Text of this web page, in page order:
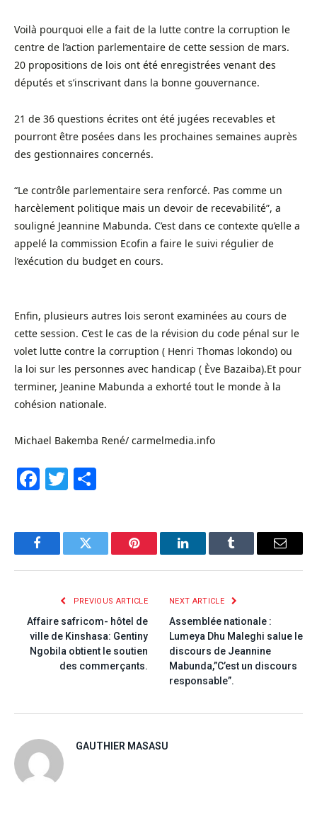
Voilà pourquoi elle a fait de la lutte contre la corruption le
centre de l’action parlementaire de cette session de mars.
20 propositions de lois ont été enregistrées venant des
députés et s’inscrivant dans la bonne gouvernance.
21 de 36 questions écrites ont été jugées recevables et
pourront être posées dans les prochaines semaines auprès
des gestionnaires concernés.
“Le contrôle parlementaire sera renforcé. Pas comme un
harcèlement politique mais un devoir de recevabilité”, a
souligné Jeannine Mabunda. C’est dans ce contexte qu’elle a
appelé la commission Ecofin a faire le suivi régulier de
l’exécution du budget en cours.
Enfin, plusieurs autres lois seront examinées au cours de
cette session. C’est le cas de la révision du code pénal sur le
volet lutte contre la corruption ( Henri Thomas lokondo) ou
la loi sur les personnes avec handicap ( Ève Bazaiba).Et pour
terminer, Jeanine Mabunda a exhorté tout le monde à la
cohésion nationale.
Michael Bakemba René/ carmelmedia.info
Facebook
Twitter
FacebookTwitter Pinterest LinkedInTumblr Email
PREVIOUS ARTICLE
Affaire safricom- hôtel de
ville de Kinshasa: Gentiny
Ngobila obtient le soutien
des commerçants.
NEXT ARTICLE
Assemblée nationale :
Lumeya Dhu Maleghi salue le
discours de Jeannine
Mabunda,”C’est un discours
responsable”.
GAUTHIER MASASU